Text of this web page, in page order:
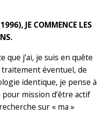
JE COMMENCE LES
que j’ai, je suis en quête
traitement éventuel, de
identique, je pense à
mission d’être actif
sur « ma »